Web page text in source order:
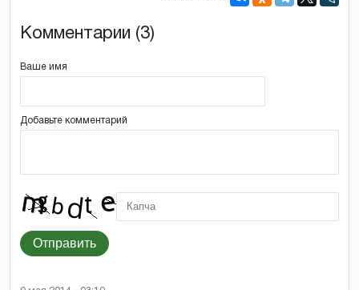
Комментарии (3)
Ваше имя
Добавьте комментарий
Отправить